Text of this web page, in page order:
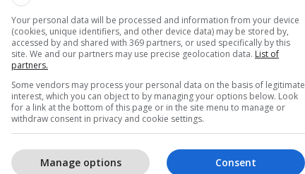
ishte e dukshme në fillim të viteve 2000, ndërsa
raste të shumta të mbështetjes së hapur për
përfshirë sulme antisemitike, aktivizëm
protestash pro-palestineze në kampuset
miliarda dollarë janë investuar për të
dhe për të formësuar qëndrimet e
ndaj Amerikës dhe Perëndimit.
/Telegrafi/
Your personal data will be processed and information from your device
(cookies, unique identifiers, and other device data) may be stored by,
accessed by and shared with 369 partners, or used specifically by this
site. We and our partners may use precise geolocation data. List of
partners.
Some vendors may process your personal data on the basis of legitimate
interest, which you can object to by managing your options below. Look
for a link at the bottom of this page or in the site menu to manage or
withdraw consent in privacy and cookie settings.
Consent
Manage options